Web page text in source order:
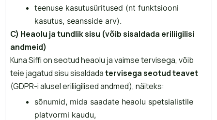
teenuse kasutusüritused (nt funktsiooni
kasutus, seansside arv).
C) Heaolu ja tundlik sisu (võib sisaldada eriliigilisi
andmeid)
Kuna Siffi on seotud heaolu ja vaimse tervisega, võib
teie jagatud sisu sisaldadatervisega seotud teavet
(GDPR-i alusel eriliigilised andmed), näiteks:
sõnumid, mida saadate heaolu spetsialistile
platvormi kaudu,